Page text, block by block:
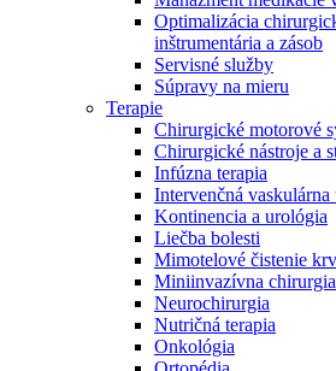
Objavte naše produkty. ​Navštívte
Braun​ s našim kompletným
Nefrologické ambulancie
V nefrologických ambulanciách
a prípravu pacientov k jednotlivým
obličiek. Zvoľte si mesto, ktoré
Zostaňte v dialógu s B. Braun.
Optimalizácia
inštrumentária a zásob
Servisné služby
Súpravy na mieru
Terapie
Chirurgické motorové
Chirurgické nástroje a
Infúzna terapia
Intervenčná vaskulárna
Kontinencia a urológia
Liečba bolesti
Mimotelové čistenie
Miniinvazívna chirurgia
Neurochirurgia
Nutričná terapia
Onkológia